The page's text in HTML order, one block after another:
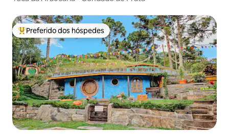
Entre os melhores preferidos dos hóspedes
Preferido dos hóspedes